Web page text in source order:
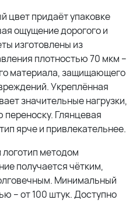
цвет придаёт упаковке
ощущение дорогого и
изготовлены из
плотностью 70 мкм –
материала, защищающего
Укреплённая
значительные нагрузки,
Глянцевая
ярче и привлекательнее.
методом
получается чётким,
Минимальный
– от 100 штук. Доступно